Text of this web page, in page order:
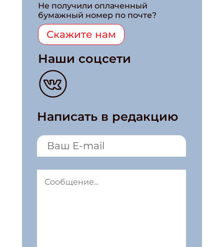
Не получили оплаченный
бумажный номер по почте?
Скажите нам
Наши соцсети
Написать в редакцию